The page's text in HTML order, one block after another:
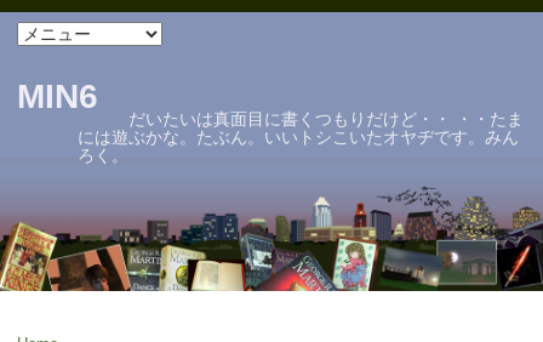
MIN6
だいたいは真面目に書くつもりだけど・・ ・・たま
には遊ぶかな。たぶん。いいトシこいたオヤヂです。みん
ろく。